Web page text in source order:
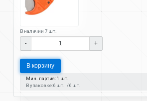
В наличии 7 шт.
- +
В корзину
Мин. партия: 1 шт.
В упаковке:6 шт. 6 шт.